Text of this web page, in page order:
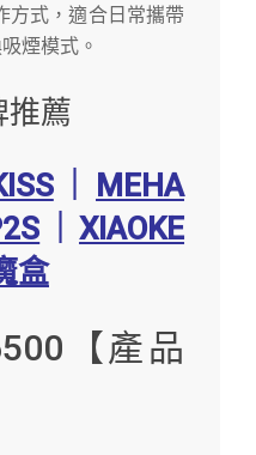
方式，適合日常攜帶
煙模式。
推薦
｜
MEHA
｜XIAOKE
盒
【產品